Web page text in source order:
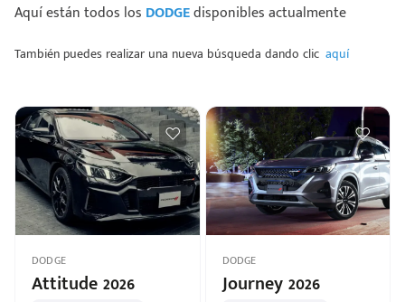
Aquí están todos los DODGEdisponibles actualmente
También puedes realizar una nueva búsqueda dando clic aquí
Attitude 2026
DODGE
Journey 2026
DODGE